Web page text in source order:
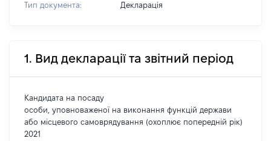
Тип документа: Декларація
1. Вид декларації та звітний період
Кандидата на посаду
особи, уповноваженої на виконання функцій держави
або місцевого самоврядування (охоплює попередній рік)
2021